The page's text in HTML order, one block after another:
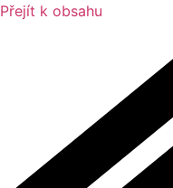
Přejít k obsahu